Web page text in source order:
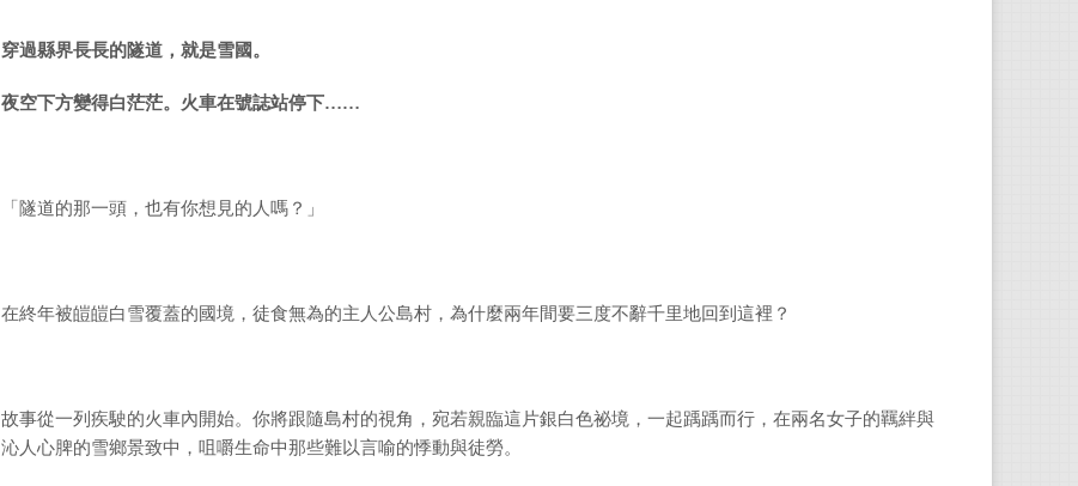
穿過縣界長長的隧道，就是雪國。
夜空下方變得白茫茫。火車在號誌站停下……
「隧道的那一頭，也有你想見的人嗎？」
在終年被皚皚白雪覆蓋的國境，徒食無為的主人公島村，為什麼兩年間要三度不辭千里地回到這裡？
故事從一列疾駛的火車內開始。你將跟隨島村的視角，宛若親臨這片銀白色祕境，一起踽踽而行，在兩名女子的羈絆與
沁人心脾的雪鄉景致中，咀嚼生命中那些難以言喻的悸動與徒勞。